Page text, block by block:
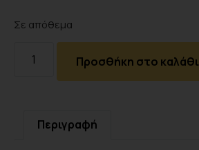
Σε απόθεμα
Προσθήκη στο καλάθι
Περιγραφή